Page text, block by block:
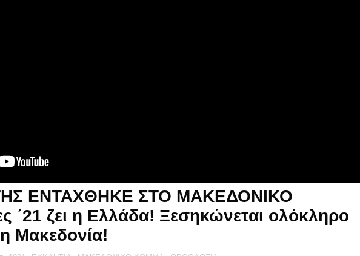
ΕΝΤΑΧΘΗΚΕ ΣΤΟ ΜΑΚΕΔΟΝΙΚΟ
ζει η Ελλάδα! Ξεσηκώνεται ολόκληρο
Μακεδονία!